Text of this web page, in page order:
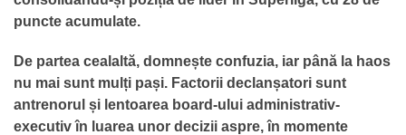
puncte acumulate.
De partea cealaltă, domnește confuzia, iar până la haos
nu mai sunt mulți pași. Factorii declanșatori sunt
antrenorul și lentoarea board-ului administrativ-
executiv în luarea unor decizii aspre, în momente